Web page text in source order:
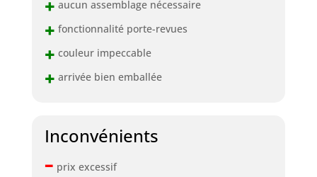
+ aucun assemblage nécessaire
+ fonctionnalité porte-revues
+ couleur impeccable
+ arrivée bien emballée
Inconvénients
– prix excessif